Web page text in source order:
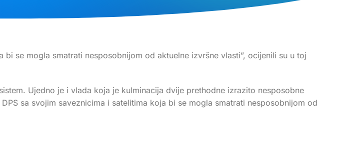
se mogla smatrati nesposobnijom od aktuelne izvršne vlasti”, ocijenili su u toj
Ujedno je i vlada koja je kulminacija dvije prethodne izrazito nesposobne
sa svojim saveznicima i satelitima koja bi se mogla smatrati nesposobnijom od